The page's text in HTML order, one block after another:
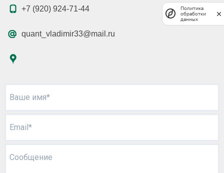
+7 (920) 924-71-44
quant_vladimir33@mail.ru
Ваше имя*
Email*
Сообщение
Политика
обработки
данных